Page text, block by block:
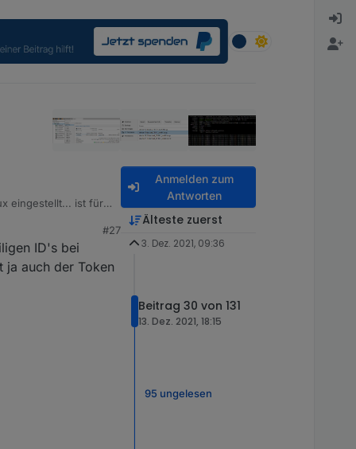
eingestellt... ist für
#27
ID's bei
ja auch der Token
Anmelden zum
Antworten
Älteste zuerst
3. Dez. 2021, 09:36
Beitrag 30 von 131
13. Dez. 2021, 18:15
95 ungelesen